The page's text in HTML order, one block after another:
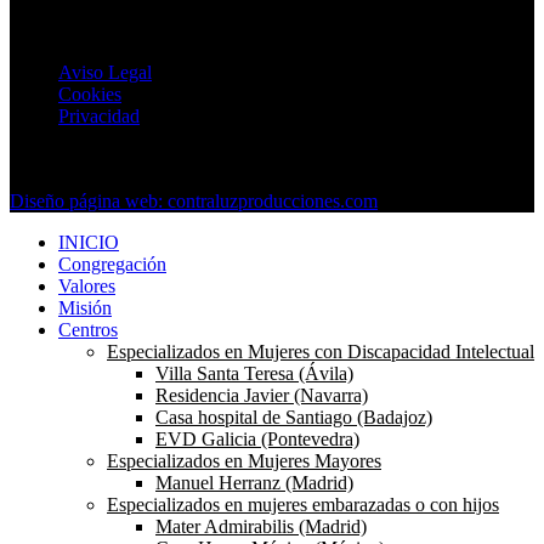
Aviso Legal
Cookies
Privacidad
Diseño página web: contraluzproducciones.com
INICIO
Congregación
Valores
Misión
Centros
Especializados en Mujeres con Discapacidad Intelectual
Villa Santa Teresa (Ávila)
Residencia Javier (Navarra)
Casa hospital de Santiago (Badajoz)
EVD Galicia (Pontevedra)
Especializados en Mujeres Mayores
Manuel Herranz (Madrid)
Especializados en mujeres embarazadas o con hijos
Mater Admirabilis (Madrid)